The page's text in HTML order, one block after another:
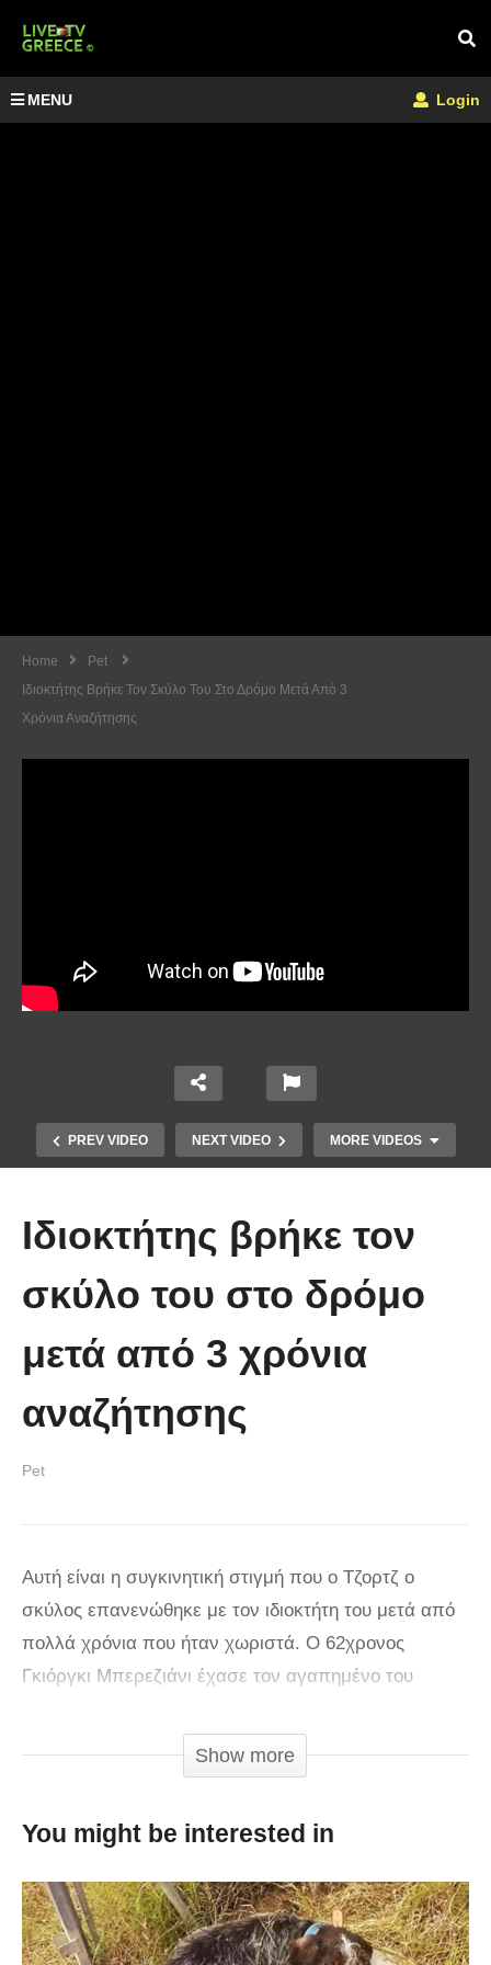
MENU Login
Home
Pet
Ιδιοκτήτης Βρήκε Τον Σκύλο Του Στο Δρόμο Μετά Από 3
Χρόνια Αναζήτησης
PREV VIDEO NEXT VIDEO MORE VIDEOS
στον κόσμο!! (Video)
Ιδιοκτήτης βρήκε τον
σκύλο του στο δρόμο
μετά από 3 χρόνια
αναζήτησης
Pet
Aυτή είναι η συγκινητική στιγμή που ο Τζορτζ ο
σκύλος επανενώθηκε με τον ιδιοκτήτη του μετά από
πολλά χρόνια που ήταν χωριστά. Ο 62χρονος
Γκιόργκι Μπερεζιάνι έχασε τον αγαπημένο του
για 3 χρόνια και είχε βάλει παντού φυλλάδια που
ζητούσε βοήθεια για να βρει τον σκύλο του. Μετά
έλαβε ένα τηλεφώνημα πριν από έναν μήνα από
Τυφλίδα. Ο υπάλληλος είχε δει τον σκύλο και η
περιγραφή του Γκίοργκι ταίριαζε με τον σκύλο που
Show more
You might be interested in